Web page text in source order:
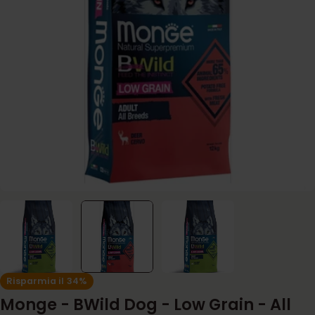
supporto 1 in modalità modale
Risparmia il 34%
Monge - BWild Dog - Low Grain - All